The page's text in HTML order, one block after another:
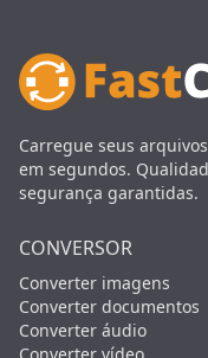
Carregue seus
em segundos.
segurança garantidas.
CONVERSOR
Converter imagens
Converter documentos
Converter áudio